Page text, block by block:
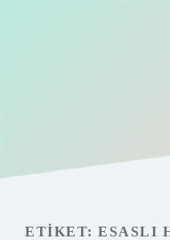
Gizlilik Politikası
ETIKET: ESASLI